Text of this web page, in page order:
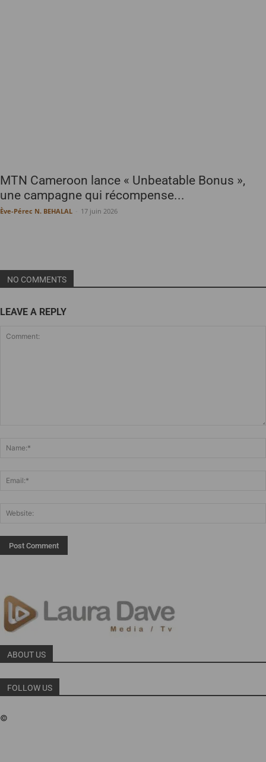
MTN Cameroon lance « Unbeatable Bonus »,
une campagne qui récompense...
Ève-Pérec N. BEHALAL 17 juin 2026
NO COMMENTS
LEAVE A REPLY
ABOUT US
FOLLOW US
©